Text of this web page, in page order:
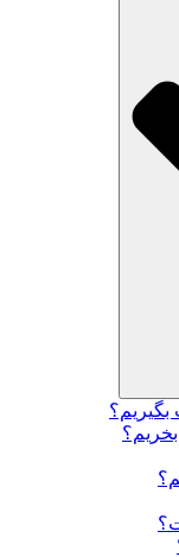
بگیریم؟